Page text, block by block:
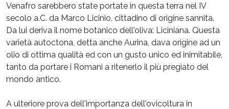
Venafro sarebbero state portate in questa terra nel IV
secolo a.C. da Marco Licinio, cittadino di origine sannita.
Da lui deriva il nome botanico dell'oliva: Liciniana. Questa
varietà autoctona, detta anche Aurina, dava origine ad un
olio di ottima qualità ed con un gusto unico ed inimitabile,
tanto da portare i Romani a ritenerlo il più pregiato del
mondo antico.
A ulteriore prova dell'importanza dell'ovicoltura in